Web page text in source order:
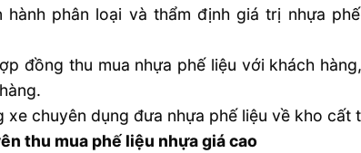
hành phân loại và thẩm định giá trị nhựa
đồng thu mua nhựa phế liệu với khách
xe chuyên dụng đưa nhựa phế liệu về kho
thu mua phế liệu nhựa giá cao